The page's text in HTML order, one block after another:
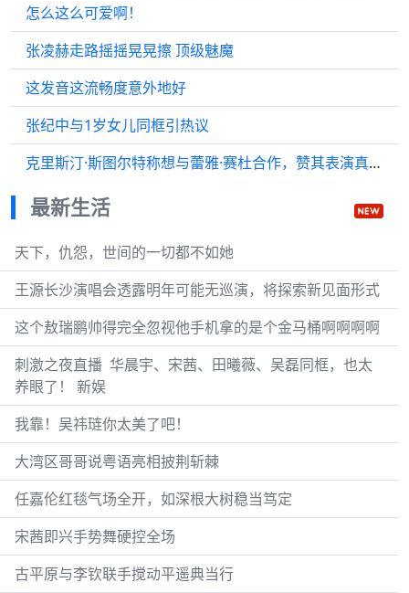
怎么这么可爱啊！
张凌赫走路摇摇晃晃擦 顶级魅魔
这发音这流畅度意外地好
张纪中与1岁女儿同框引热议
克里斯汀·斯图尔特称想与蕾雅·赛杜合作，赞其表演真实有层次
最新生活
天下，仇怨，世间的一切都不如她
王源长沙演唱会透露明年可能无巡演，将探索新见面形式
这个敖瑞鹏帅得完全忽视他手机拿的是个金马桶啊啊啊啊
刺激之夜直播 ​ 华晨宇、宋茜、田曦薇、吴磊同框，也太
养眼了！ 新娱
我靠！吴祎琏你太美了吧！
大湾区哥哥说粤语亮相披荆斩棘
任嘉伦红毯气场全开，如深根大树稳当笃定
宋茜即兴手势舞硬控全场
古平原与李钦联手搅动平遥典当行